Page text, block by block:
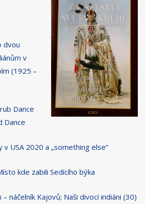
dvou
v
(1925 –
Dance
Dance
v USA 2020 a „something else“
kde zabili Sedícího býka
náčelník Kajovů; Naši divocí indiáni (30)